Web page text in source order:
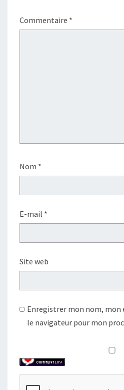
Commentaire *
Nom *
E-mail *
Site web
Enregistrer mon nom, mon
le navigateur pour mon